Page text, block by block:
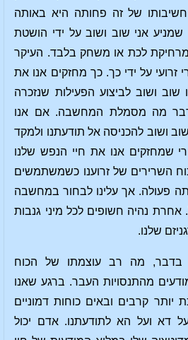
של זה פחותה היא באותה
אני שוב ושוב על ידי הושטת
מרחיקת לכת או משחק בלבד. העיקר
זרועי על ידי כך. כך מחזקים אנו את
שוב ושוב לביצוע הפעילות שנזכרה
מה מסמלת המחשבה. אם אנו
ושוב להכניסה אל תודעתנו ולמקד
שמחזקים אנו את חיי הנפש שלנו
השרירים של זרוענו כשמשתמשים
פעולה. אך עלינו לבחור במחשבה
אחרת נהיה חשופים לכל מיני גנבות
שלנו.
בדבר, מה רב עוצמתו של הכוח
מהתנסויות העבר. ברגע שאנו
קרבים ובאים כוחות דמוניים
דא ועל הא לתודעתנו. אדם יכול